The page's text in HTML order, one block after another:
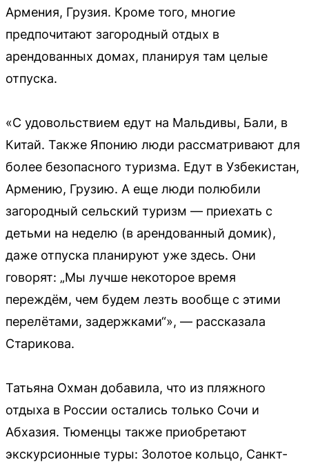
Армения, Грузия. Кроме того, многие
предпочитают загородный отдых в
арендованных домах, планируя там целые
отпуска.
«С удовольствием едут на Мальдивы, Бали, в
Китай. Также Японию люди рассматривают для
более безопасного туризма. Едут в Узбекистан,
Армению, Грузию. А еще люди полюбили
загородный сельский туризм — приехать с
детьми на неделю (в арендованный домик),
даже отпуска планируют уже здесь. Они
говорят: „Мы лучше некоторое время
переждём, чем будем лезть вообще с этими
перелётами, задержками“», — рассказала
Старикова.
Татьяна Охман добавила, что из пляжного
отдыха в России остались только Сочи и
Абхазия. Тюменцы также приобретают
экскурсионные туры: Золотое кольцо, Санкт-